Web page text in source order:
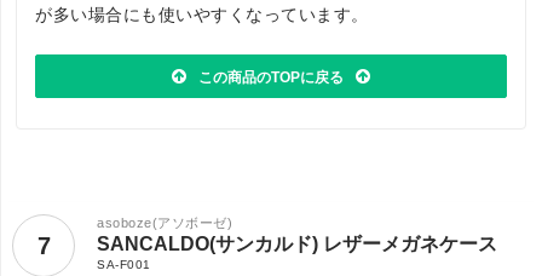
が多い場合にも使いやすくなっています。
この商品のTOPに戻る
7
asoboze(アソボーゼ)
SANCALDO(サンカルド) レザーメガネケース
SA-F001